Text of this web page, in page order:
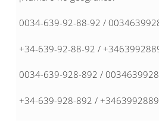
0034-639-92-88-92 /
+34-639-92-88-92 /
0034-639-928-892 /
+34-639-928-892 /